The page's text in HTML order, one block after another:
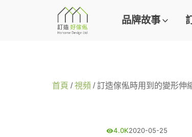
品牌故事
首頁 /視頻 / 訂造傢俬時用到的變形伸
4.0K2020-05-25